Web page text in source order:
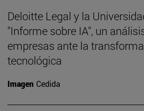
Deloitte Legal y la
"Informe sobre IA", un
empresas ante la
tecnológica
Imagen Cedida